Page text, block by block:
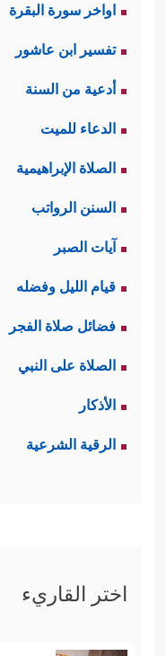
اواخر سورة البقرة
تفسير ابن عاشور
أدعية من السنة
الدعاء للميت
الصلاة الإبراهيمية
السنن الرواتب
آيات الصبر
قيام الليل وفضله
فضائل صلاة الفجر
الصلاة على النبي
الأذكار
الرقية الشرعية
اختر القاريء